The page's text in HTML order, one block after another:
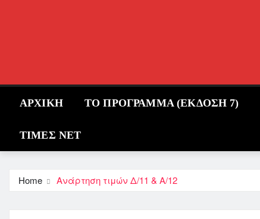
ΑΡΧΙΚΗ ΤΟ ΠΡΟΓΡΑΜΜΑ (ΕΚΔΟΣΗ 7)
ΤΙΜΕΣ ΝΕΤ
Home Ανάρτηση τιμών Δ/11 & Α/12